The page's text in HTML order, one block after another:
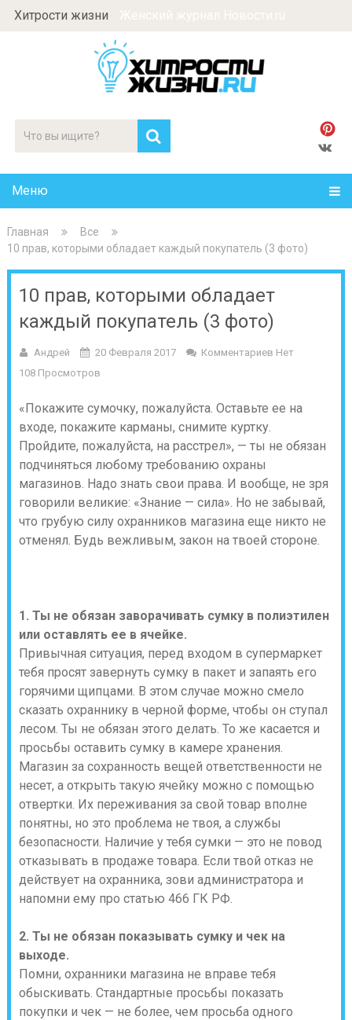
Хитрости жизни
Меню
Главная
Все
10 прав, которыми обладает каждый покупатель (3 фото)
10 прав, которыми обладает
каждый покупатель (3 фото)
Андрей 20 Февраля 2017
Комментариев Нет
108 Просмотров
«Покажите сумочку, пожалуйста. Оставьте ее на
входе, покажите карманы, снимите куртку.
Пройдите, пожалуйста, на расстрел», — ты не обязан
подчиняться любому требованию охраны
магазинов. Надо знать свои права. И вообще, не зря
говорили великие: «Знание — сила». Но не забывай,
что грубую силу охранников магазина еще никто не
отменял. Будь вежливым, закон на твоей стороне.
1. Ты не обязан заворачивать сумку в полиэтилен
или оставлять ее в ячейке.
Привычная ситуация, перед входом в супермаркет
тебя просят завернуть сумку в пакет и запаять его
горячими щипцами. В этом случае можно смело
сказать охраннику в черной форме, чтобы он ступал
лесом. Ты не обязан этого делать. То же касается и
просьбы оставить сумку в камере хранения.
Магазин за сохранность вещей ответственности не
несет, а открыть такую ячейку можно с помощью
отвертки. Их переживания за свой товар вполне
понятны, но это проблема не твоя, а службы
безопасности. Наличие у тебя сумки — это не повод
отказывать в продаже товара. Если твой отказ не
действует на охранника, зови администратора и
напомни ему про статью 466 ГК РФ.
2. Ты не обязан показывать сумку и чек на
выходе.
Помни, охранники магазина не вправе тебя
обыскивать. Стандартные просьбы показать
покупки и чек — не более, чем просьба одного